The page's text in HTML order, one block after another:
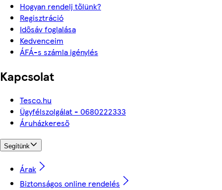
Hogyan rendelj tőlünk?
Regisztráció
Idősáv foglalása
Kedvenceim
ÁFÁ-s számla igénylés
Kapcsolat
Tesco.hu
Ügyfélszolgálat - 0680222333
Áruházkereső
Segítünk
Árak
Biztonságos online rendelés